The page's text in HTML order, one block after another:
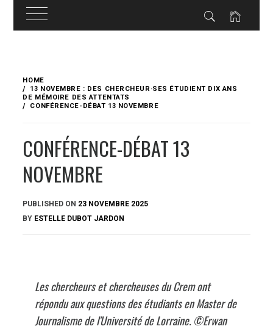
content
HOME
13 NOVEMBRE : DES CHERCHEUR·SES ÉTUDIENT DIX ANS
DE MÉMOIRE DES ATTENTATS
CONFÉRENCE-DÉBAT 13 NOVEMBRE
CONFÉRENCE-DÉBAT 13
NOVEMBRE
PUBLISHED ON 23 NOVEMBRE 2025
BY ESTELLE DUBOT JARDON
Les chercheurs et chercheuses du Crem ont
répondu aux questions des étudiants en Master de
Journalisme de l'Université de Lorraine. ©Erwan